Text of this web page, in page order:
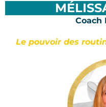
Coach
Le pouvoir des